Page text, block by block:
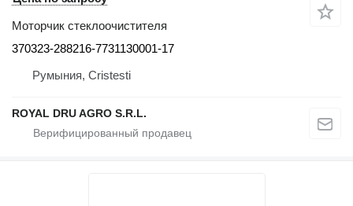
Моторчик стеклоочистителя
370323-288216-7731130001-17
Румыния, Cristesti
ROYAL DRU AGRO S.R.L.